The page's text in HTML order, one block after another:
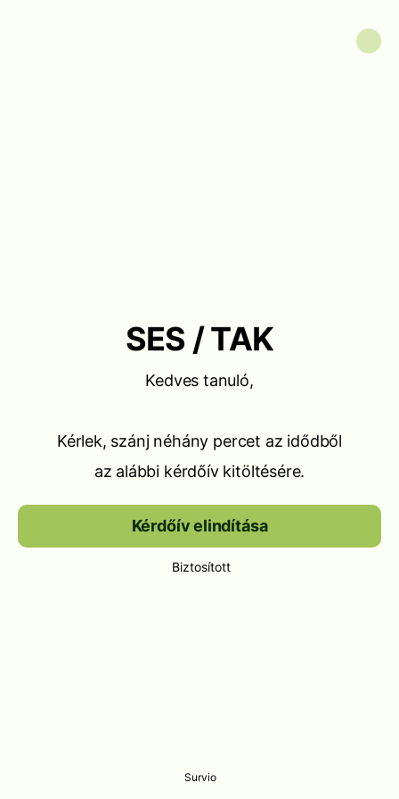
SES / TAK
Kedves tanuló,
Kérlek, szánj néhány percet az idődből
az alábbi kérdőív kitöltésére.
Kérdőív elindítása
Biztosított
Survio